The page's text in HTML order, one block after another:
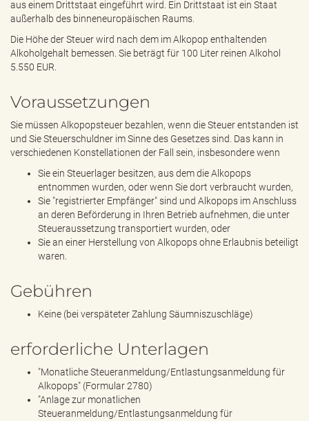
aus einem Drittstaat eingeführt wird. Ein Drittstaat ist ein Staat
außerhalb des binneneuropäischen Raums.
Die Höhe der Steuer wird nach dem im Alkopop enthaltenden
Alkoholgehalt bemessen. Sie beträgt für 100 Liter reinen Alkohol
5.550 EUR.
Voraussetzungen
Sie müssen Alkopopsteuer bezahlen, wenn die Steuer entstanden ist
und Sie Steuerschuldner im Sinne des Gesetzes sind. Das kann in
verschiedenen Konstellationen der Fall sein, insbesondere wenn
Sie ein Steuerlager besitzen, aus dem die Alkopops
entnommen wurden, oder wenn Sie dort verbraucht wurden,
Sie "registrierter Empfänger" sind und Alkopops im Anschluss
an deren Beförderung in Ihren Betrieb aufnehmen, die unter
Steueraussetzung transportiert wurden, oder
Sie an einer Herstellung von Alkopops ohne Erlaubnis beteiligt
waren.
Gebühren
Keine (bei verspäteter Zahlung Säumniszuschläge)
erforderliche Unterlagen
"Monatliche Steueranmeldung/Entlastungsanmeldung für
Alkopops" (Formular 2780)
"Anlage zur monatlichen
Steueranmeldung/Entlastungsanmeldung für